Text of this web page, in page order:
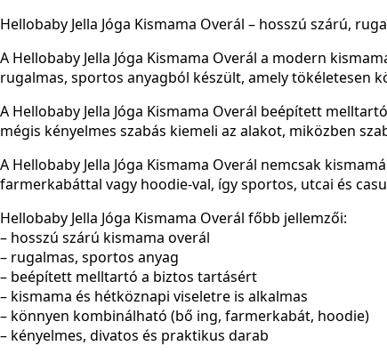
Hellobaby Jella Jóga Kismama Overál – hosszú szárú,
A Hellobaby Jella Jóga Kismama Overál a modern
rugalmas, sportos anyagból készült, amely tökéletesen
A Hellobaby Jella Jóga Kismama Overál beépített
mégis kényelmes szabás kiemeli az alakot, miközben
A Hellobaby Jella Jóga Kismama Overál nemcsak
farmerkabáttal vagy hoodie-val, így sportos, utcai és
Hellobaby Jella Jóga Kismama Overál főbb jellemzői:
– hosszú szárú kismama overál
– rugalmas, sportos anyag
– beépített melltartó a biztos tartásért
– kismama és hétköznapi viseletre is alkalmas
– könnyen kombinálható (bő ing, farmerkabát, hoodie)
– kényelmes, divatos és praktikus darab